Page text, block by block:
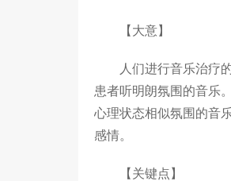
【大意】
人们进行音乐治疗的
患者听明朗氛围的音乐
心理状态相似氛围的音
感情。
【关键点】